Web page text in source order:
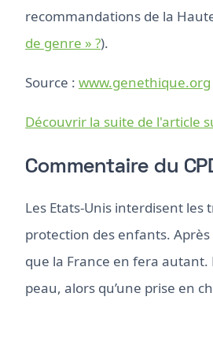
recommandations de la
de genre » ?).
Source : www.genethique.org
Découvrir la suite de l'article
Commentaire du
Les Etats-Unis interdisent les
protection des enfants.
que la France en fera
peau, alors qu’une prise en